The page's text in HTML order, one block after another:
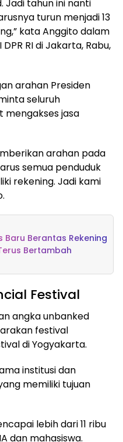
Jadi tahun ini nanti
turun menjadi 13
kata Anggito dalam
RI di Jakarta, Rabu,
arahan Presiden
seluruh
mengakses jasa
arahan pada
semua penduduk
rekening. Jadi kami
Baru Berantas Rekening
Bertambah
Festival
angka unbanked
festival
di Yogyakarta.
institusi dan
memiliki tujuan
lebih dari 11 ribu
dan mahasiswa.